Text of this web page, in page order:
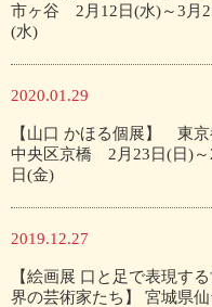
市ヶ谷 2月12日(水)～3月
(水)
2020.01.29
【山口 かほる個展】 東
中央区京橋 2月23日(日)～
日(金)
2019.12.27
【絵画展 口と足で表現す
界の芸術家たち】 宮城県仙